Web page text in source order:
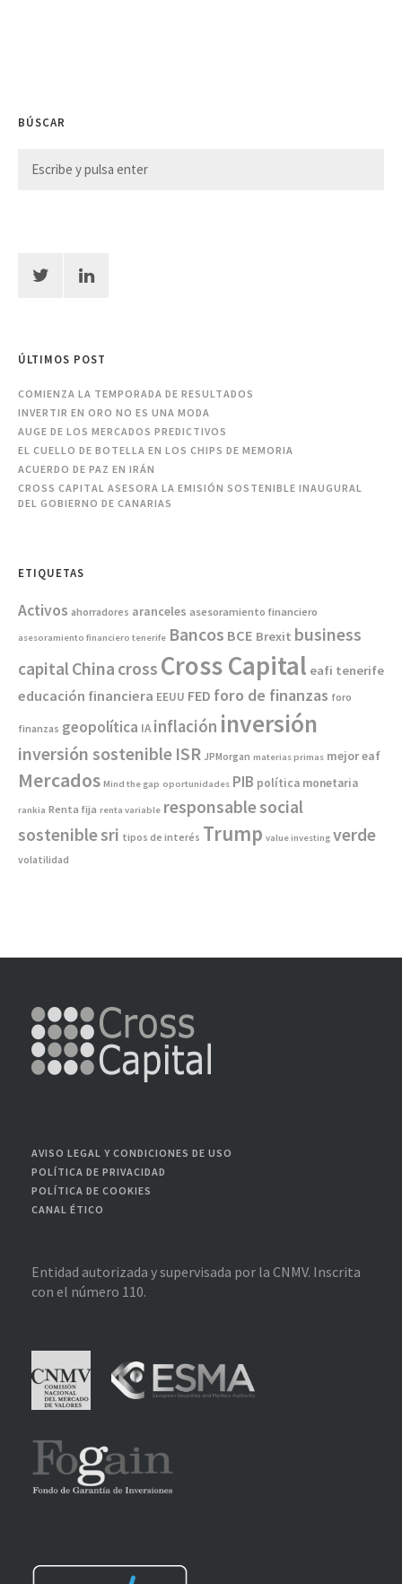
BÚSCAR
ÚLTIMOS POST
COMIENZA LA TEMPORADA DE RESULTADOS
INVERTIR EN ORO NO ES UNA MODA
AUGE DE LOS MERCADOS PREDICTIVOS
EL CUELLO DE BOTELLA EN LOS CHIPS DE MEMORIA
ACUERDO DE PAZ EN IRÁN
CROSS CAPITAL ASESORA LA EMISIÓN SOSTENIBLE INAUGURAL
DEL GOBIERNO DE CANARIAS
ETIQUETAS
Activos ahorradores aranceles asesoramiento financiero
asesoramiento financiero tenerife Bancos BCE Brexit business
capitalChina cross Cross Capital eafi tenerife
educación financiera EEUU FED foro de finanzas foro
finanzas geopolítica IA inflación inversión
inversión sostenible ISR JPMorgan materias primas mejor eaf
Mercados Mind the gap oportunidades PIB política monetaria
rankia Renta fija renta variable responsablesocial
sosteniblesri tipos de interés Trump value investing verde
volatilidad
AVISO LEGAL Y CONDICIONES DE USO
POLÍTICA DE PRIVACIDAD
POLÍTICA DE COOKIES
CANAL ÉTICO
Entidad autorizada y supervisada por la CNMV. Inscrita
con el número 110.